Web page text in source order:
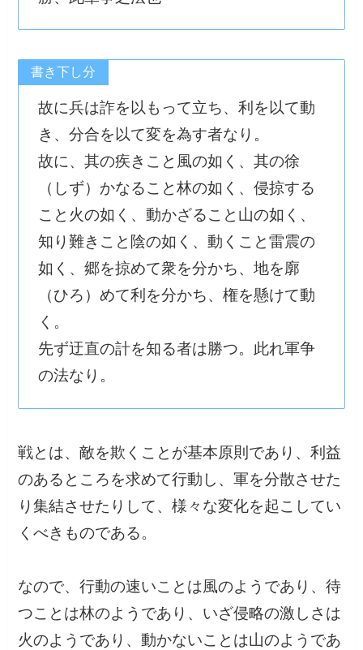
書き下し分
故に兵は詐を以もって立ち、利を以て動
き、分合を以て変を為す者なり。
故に、其の疾きこと風の如く、其の徐
（しず）かなること林の如く、侵掠する
こと火の如く、動かざること山の如く、
知り難きこと陰の如く、動くこと雷震の
如く、郷を掠めて衆を分かち、地を廓
（ひろ）めて利を分かち、権を懸けて動
く。
先ず迂直の計を知る者は勝つ。此れ軍争
の法なり。
戦とは、敵を欺くことが基本原則であり、利益
のあるところを求めて行動し、軍を分散させた
り集結させたりして、様々な変化を起こしてい
くべきものである。
なので、行動の速いことは風のようであり、待
つことは林のようであり、いざ侵略の激しさは
火のようであり、動かないことは山のようであ